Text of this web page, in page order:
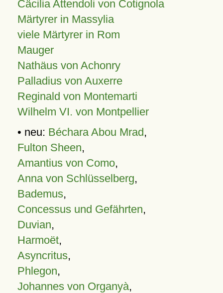
Cäcilia Attendoli von Cotignola
Märtyrer in Massylia
viele Märtyrer in Rom
Mauger
Nathäus von Achonry
Palladius von Auxerre
Reginald von Montemarti
Wilhelm VI. von Montpellier
• neu: Béchara Abou Mrad,
Fulton Sheen,
Amantius von Como,
Anna von Schlüsselberg,
Bademus,
Concessus und Gefährten,
Duvian,
Harmoët,
Asyncritus,
Phlegon,
Johannes von Organyà,